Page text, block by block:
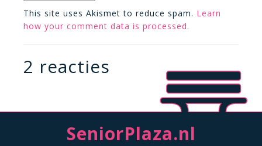
This site uses Akismet to reduce spam. Learn
how your comment data is processed.
2 reacties
SeniorPlaza.nl